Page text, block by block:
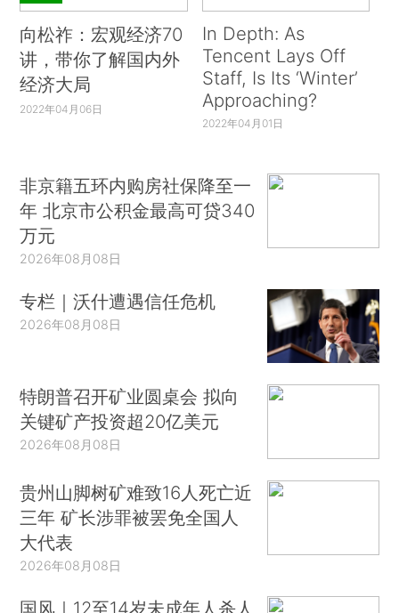
向松祚：宏观经济70
讲，带你了解国内外
经济大局
2022年04月06日
In Depth: As
Tencent Lays Off
Staff, Is Its ‘Winter’
Approaching?
2022年04月01日
非京籍五环内购房社保降至一
年 北京市公积金最高可贷340
万元
2026年08月08日
专栏｜沃什遭遇信任危机
2026年08月08日
特朗普召开矿业圆桌会 拟向
关键矿产投资超20亿美元
2026年08月08日
贵州山脚树矿难致16人死亡近
三年 矿长涉罪被罢免全国人
大代表
2026年08月08日
国风｜12至14岁未成年人杀人